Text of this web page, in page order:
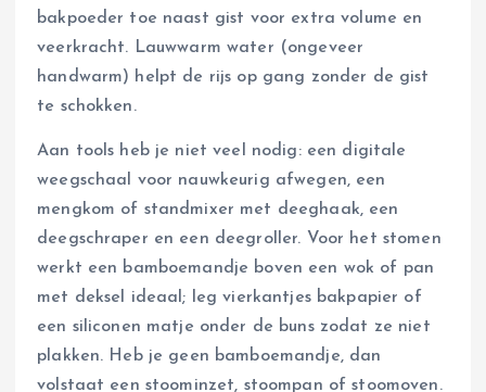
bakpoeder toe naast gist voor extra volume en
veerkracht. Lauwwarm water (ongeveer
handwarm) helpt de rijs op gang zonder de gist
te schokken.
Aan tools heb je niet veel nodig: een digitale
weegschaal voor nauwkeurig afwegen, een
mengkom of standmixer met deeghaak, een
deegschraper en een deegroller. Voor het stomen
werkt een bamboemandje boven een wok of pan
met deksel ideaal; leg vierkantjes bakpapier of
een siliconen matje onder de buns zodat ze niet
plakken. Heb je geen bamboemandje, dan
volstaat een stoominzet, stoompan of stoomoven.